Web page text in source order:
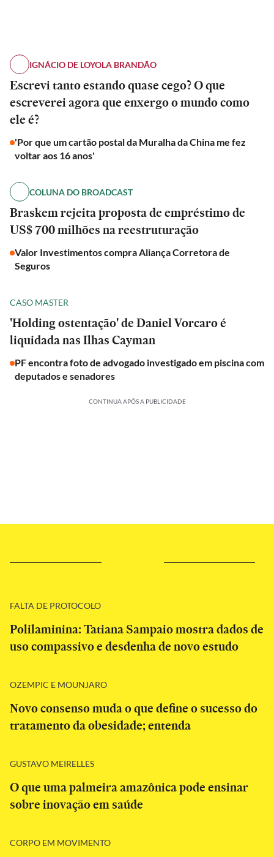
IGNÁCIO DE LOYOLA BRANDÃO
Escrevi tanto estando quase cego? O que
escreverei agora que enxergo o mundo como
ele é?
'Por que um cartão postal da Muralha da China me fez
voltar aos 16 anos'
COLUNA DO BROADCAST
Braskem rejeita proposta de empréstimo de
US$ 700 milhões na reestruturação
Valor Investimentos compra Aliança Corretora de
Seguros
CASO MASTER
'Holding ostentação' de Daniel Vorcaro é
liquidada nas Ilhas Cayman
PF encontra foto de advogado investigado em piscina com
deputados e senadores
CONTINUA APÓS A PUBLICIDADE
FALTA DE PROTOCOLO
Polilaminina: Tatiana Sampaio mostra dados de
uso compassivo e desdenha de novo estudo
OZEMPIC E MOUNJARO
Novo consenso muda o que define o sucesso do
tratamento da obesidade; entenda
GUSTAVO MEIRELLES
O que uma palmeira amazônica pode ensinar
sobre inovação em saúde
CORPO EM MOVIMENTO